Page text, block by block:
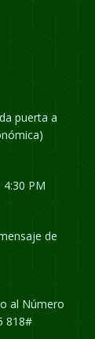
puerta a
4:30 PM
de
al Número
818#